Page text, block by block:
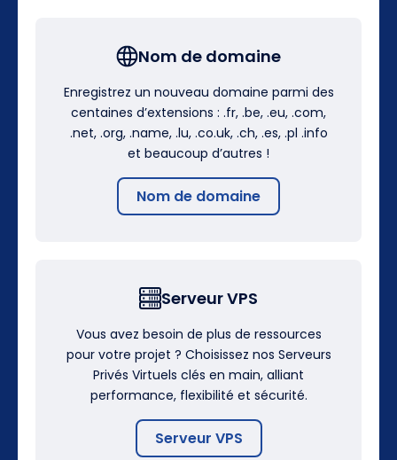
Nom de domaine
Enregistrez un nouveau domaine parmi des
centaines d’extensions : .fr, .be, .eu, .com,
.net, .org, .name, .lu, .co.uk, .ch, .es, .pl .info
et beaucoup d’autres !
Nom de domaine
Serveur VPS
Vous avez besoin de plus de ressources
pour votre projet ? Choisissez nos Serveurs
Privés Virtuels clés en main, alliant
performance, flexibilité et sécurité.
Serveur VPS